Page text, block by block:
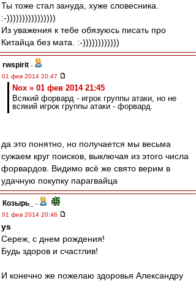
Ты тоже стал зануда, хуже словесника.
:-))))))))))))))))
Из уважения к тебе обязуюсь писать про
Китайца без мата. :-))))))))))))
rwspirit -
01 фев 2014 20:47
Nox » 01 фев 2014 21:45
Всякий форвард - игрок группы атаки, но не
всякий игрок группы атаки - форвард.
да это понятно, но получается мы весьма
сужаем круг поисков, выключая из этого числа
форвардов. Видимо всё же свято верим в
удачную покупку парагвайца
Козырь_
-
01 фев 2014 20:46
ys
Сереж, с днем рождения!
Будь здоров и счастлив!
И конечно же пожелаю здоровья Александру